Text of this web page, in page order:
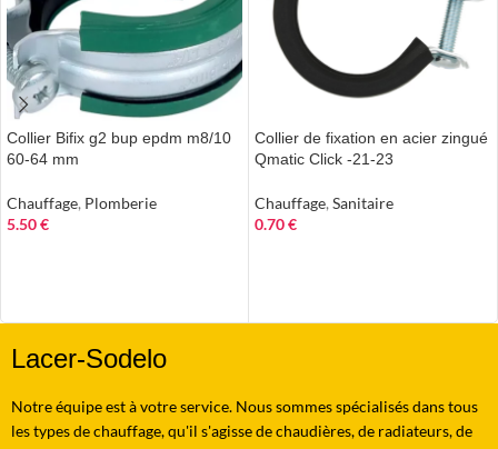
Collier Bifix g2 bup epdm m8/10
60-64 mm
Chauffage, Plomberie
5.50€
Collier de fixation en acier zingué
Qmatic Click -21-23
Chauffage, Sanitaire
0.70€
Lacer-Sodelo
Notre équipe est à votre service. Nous sommes spécialisés dans tous
les types de chauffage, qu'il s'agisse de chaudières, de radiateurs, de